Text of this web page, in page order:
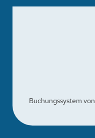
Buchungssystem von